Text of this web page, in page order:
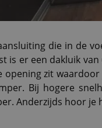
die in de
is er een dakluik
opening zit
Bij hogere
Anderzijds hoor je